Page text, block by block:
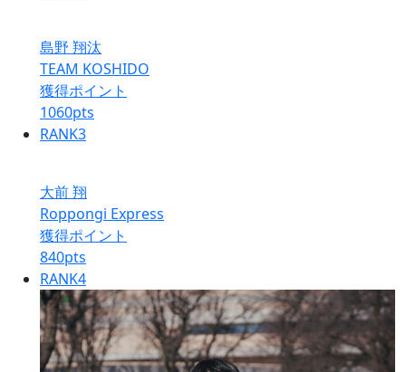
島野 翔汰
TEAM KOSHIDO
獲得ポイント
1060pts
RANK3
大前 翔
Roppongi Express
獲得ポイント
840pts
RANK4